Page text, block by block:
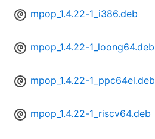
mpop_1.4.22-1_i386.deb
mpop_1.4.22-1_loong64.deb
mpop_1.4.22-1_ppc64el.deb
mpop_1.4.22-1_riscv64.deb